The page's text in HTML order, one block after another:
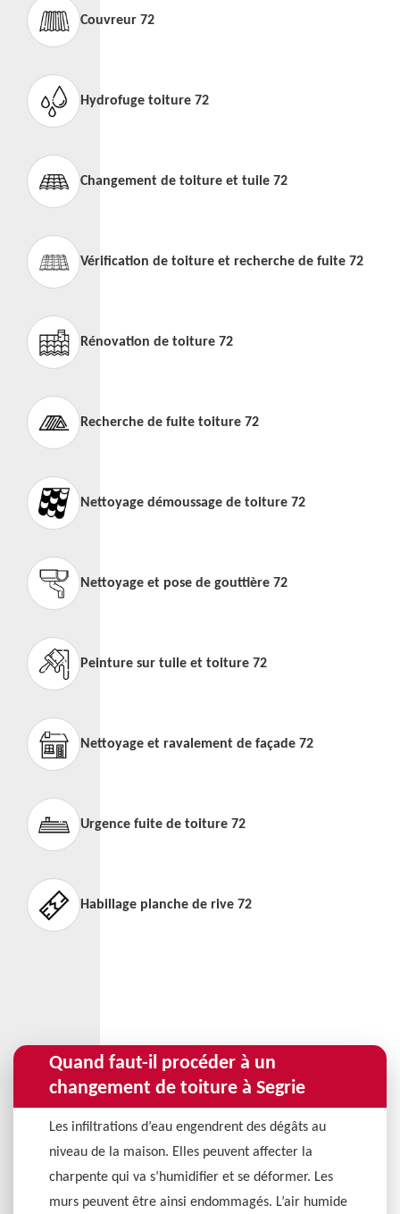
Couvreur 72
Hydrofuge toiture 72
Changement de toiture et tuile 72
Vérification de toiture et recherche de fuite 72
Rénovation de toiture 72
Recherche de fuite toiture 72
Nettoyage démoussage de toiture 72
Nettoyage et pose de gouttière 72
Peinture sur tuile et toiture 72
Nettoyage et ravalement de façade 72
Urgence fuite de toiture 72
Habillage planche de rive 72
Quand faut-il procéder à un
changement de toiture à Segrie
Les infiltrations d’eau engendrent des dégâts au
niveau de la maison. Elles peuvent affecter la
charpente qui va s’humidifier et se déformer. Les
murs peuvent être ainsi endommagés. L’air humide